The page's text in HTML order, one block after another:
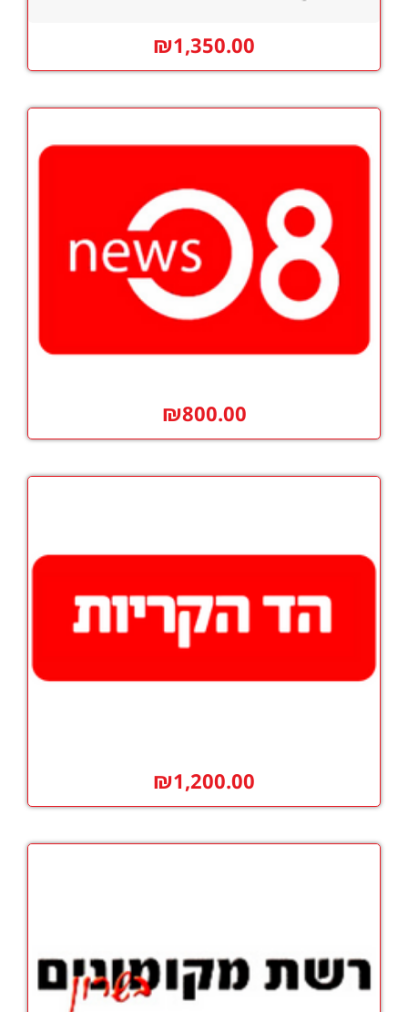
₪1,350.00
₪800.00
₪1,200.00